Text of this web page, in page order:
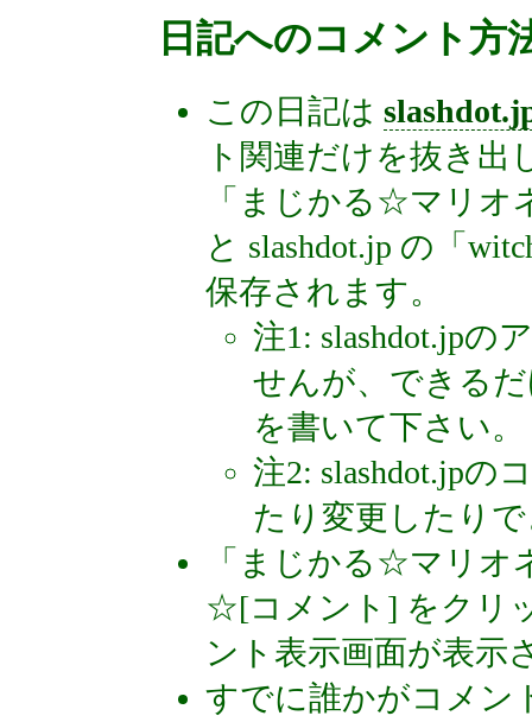
日記へのコメント方
この日記は
ト関連だけを抜き出
「まじかる☆マリオ
と slashdot.jp の「
保存されます。
注1: slashdot.jpの
せんが、できる
を書いて下さい。
注2: slashdot.jpの
たり変更したり
「まじかる☆マリオ
☆[コメント] をクリ
ント表示画面が表示
すでに誰かがコメン